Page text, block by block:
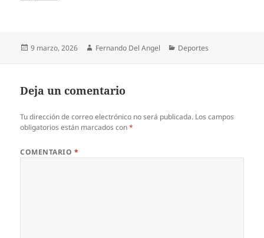
Publicado
9 marzo, 2026 Autor
Fernando Del Angel Categorías
Deportes
Deja un comentario
Tu dirección de correo electrónico no será publicada. Los campos
obligatorios están marcados con*
COMENTARIO *